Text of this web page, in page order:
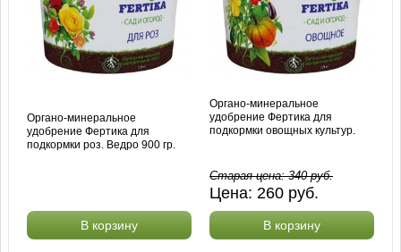
Органо-минеральное
удобрение Фертика для
подкормки роз. Ведро 900 гр.
В корзину
Органо-минеральное
удобрение Фертика для
подкормки овощных культур.
Старая цена:340руб.
Цена: 260 руб.
В корзину